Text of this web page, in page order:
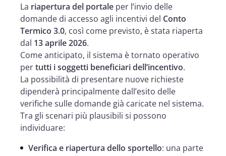
La riapertura del portale per l’invio delle
domande di accesso agli incentivi del Conto
Termico 3.0, così come previsto, è stata riaperta
dal 13 aprile 2026.
Come anticipato, il sistema è tornato operativo
pertutti i soggetti beneficiari dell’incentivo.
La possibilità di presentare nuove richieste
dipenderà principalmente dall’esito delle
verifiche sulle domande già caricate nel sistema.
Tra gli scenari più plausibili si possono
individuare:
Verifica e riapertura dello sportello: una parte